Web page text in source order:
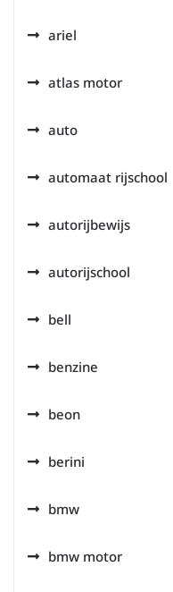
ariel
atlas motor
auto
automaat rijschool
autorijbewijs
autorijschool
bell
benzine
beon
berini
bmw
bmw motor